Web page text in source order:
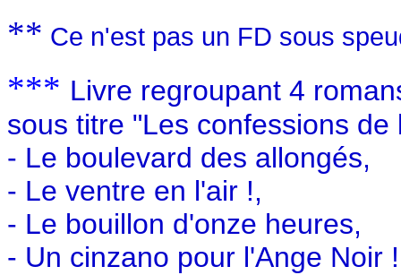
** Ce n'est pas un FD sous
*** Livre regroupant 4
sous titre "Les confessions de
- Le boulevard des allongés,
- Le ventre en l'air !,
- Le bouillon d'onze heures,
- Un cinzano pour l'Ange Noir !